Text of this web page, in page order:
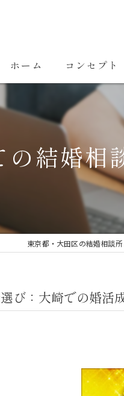
ホーム コンセプト
の結婚相
東京都・大田区の結婚相談
び：大崎での婚活